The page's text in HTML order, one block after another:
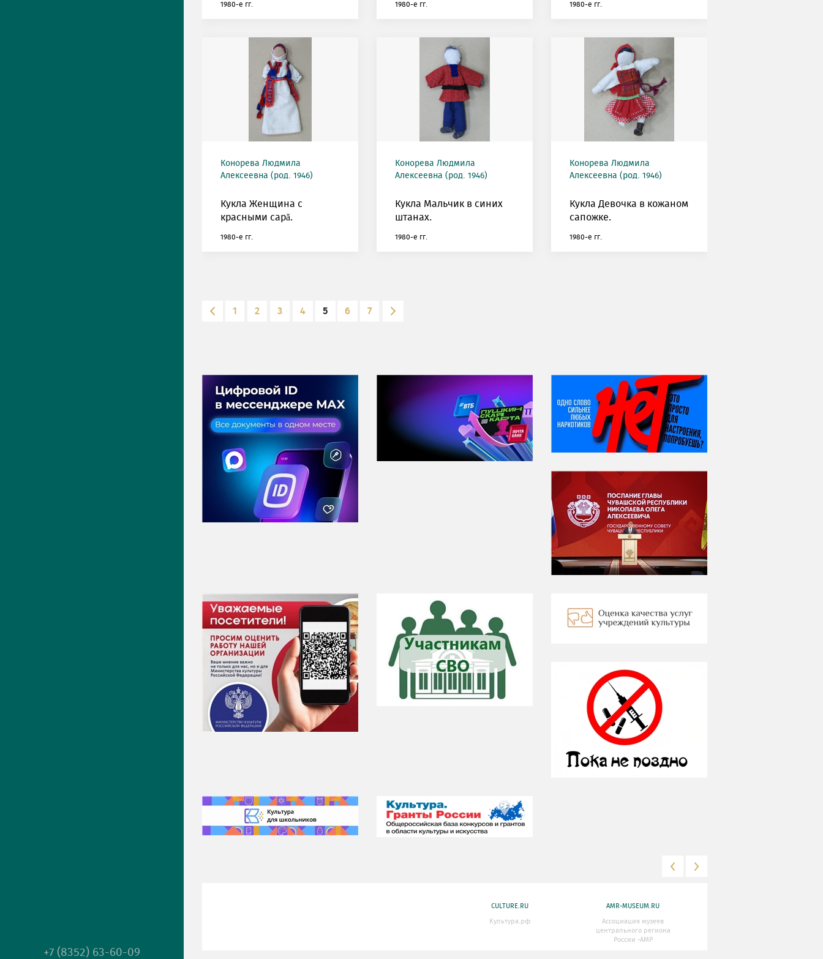
+7 (8352) 63-60-09
1980-е гг. 1980-е гг. 1980-е гг.
Конорева Людмила
Алексеевна (род. 1946)
Кукла Женщина с
красными сарă.
1980-е гг.
Конорева Людмила
Алексеевна (род. 1946)
Кукла Мальчик в синих
штанах.
1980-е гг.
Конорева Людмила
Алексеевна (род. 1946)
Кукла Девочка в кожаном
сапожке.
1980-е гг.
1 2 3 4 5 6 7
НИ ДНЯ БЕЗ ДАТЫ...
08 августа
ВСЕМИРНЫЙ ДЕНЬ
КОШЕК
CULTURE.RU
Культура.рф
AMR-MUSEUM.RU
Ассоциация музеев
центрального региона
России -АМР